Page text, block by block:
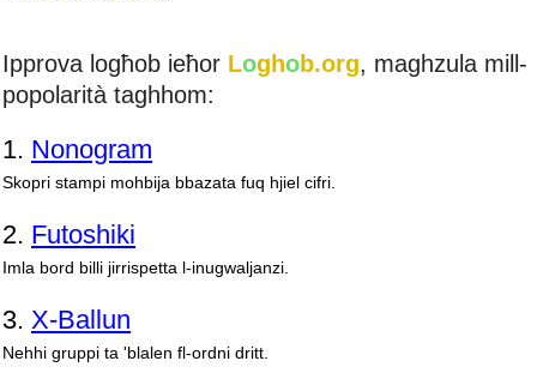
Ipprova logħob ieħor Loghob.org, maghzula mill-
popolarità taghhom:
1. Nonogram
Skopri stampi mohbija bbazata fuq hjiel cifri.
2. Futoshiki
Imla bord billi jirrispetta l-inugwaljanzi.
3. X-Ballun
Nehhi gruppi ta 'blalen fl-ordni dritt.